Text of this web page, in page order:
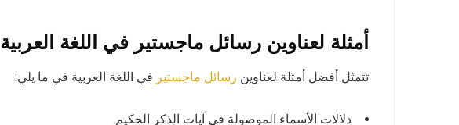
أمثلة لعناوين رسائل ماجستير في اللغة العربية
تتمثل أفضل أمثلة لعناوين رسائل ماجستير في اللغة العربية في ما يلي:
دلالات الأسماء الموصولة في آيات الذكر الحكيم.